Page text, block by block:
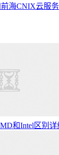
海CNIX云服
和Intel区别详